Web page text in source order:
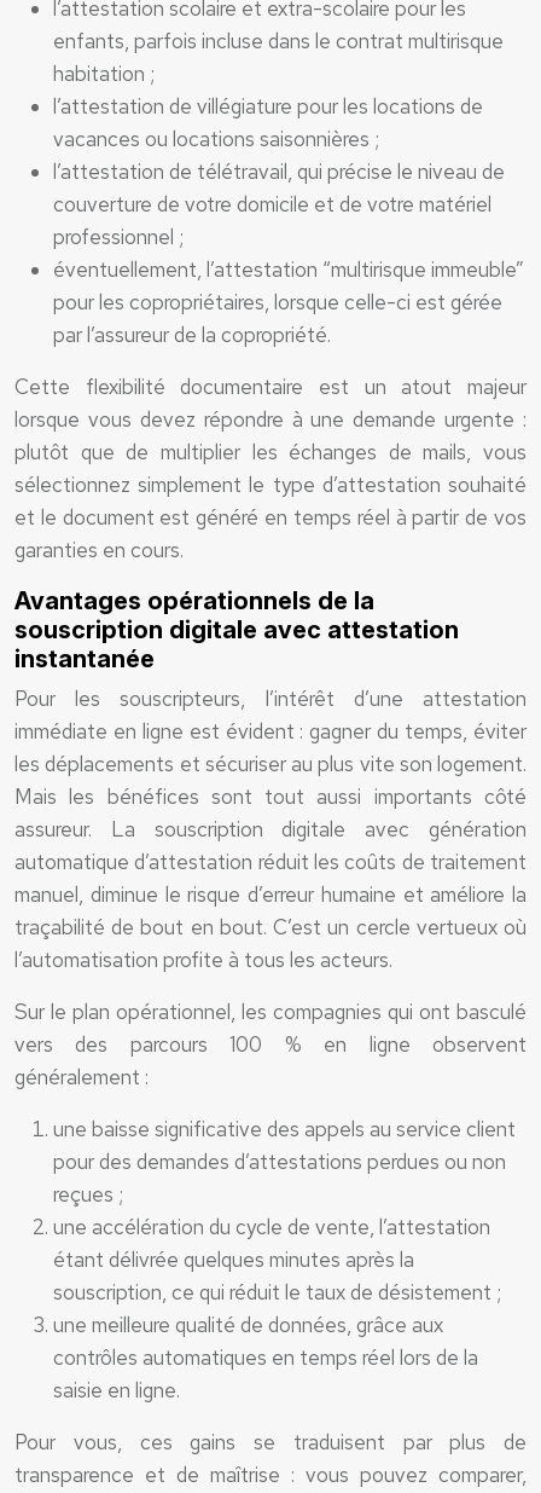
l’attestation scolaire et extra-scolaire pour les
enfants, parfois incluse dans le contrat multirisque
habitation ;
l’attestation de villégiature pour les locations de
vacances ou locations saisonnières ;
l’attestation de télétravail, qui précise le niveau de
couverture de votre domicile et de votre matériel
professionnel ;
éventuellement, l’attestation “multirisque immeuble”
pour les copropriétaires, lorsque celle-ci est gérée
par l’assureur de la copropriété.
Cette flexibilité documentaire est un atout majeur
lorsque vous devez répondre à une demande urgente :
plutôt que de multiplier les échanges de mails, vous
sélectionnez simplement le type d’attestation souhaité
et le document est généré en temps réel à partir de vos
garanties en cours.
Avantages opérationnels de la
souscription digitale avec attestation
instantanée
Pour les souscripteurs, l’intérêt d’une attestation
immédiate en ligne est évident : gagner du temps, éviter
les déplacements et sécuriser au plus vite son logement.
Mais les bénéfices sont tout aussi importants côté
assureur. La souscription digitale avec génération
automatique d’attestation réduit les coûts de traitement
manuel, diminue le risque d’erreur humaine et améliore la
traçabilité de bout en bout. C’est un cercle vertueux où
l’automatisation profite à tous les acteurs.
Sur le plan opérationnel, les compagnies qui ont basculé
vers des parcours 100 % en ligne observent
généralement :
une baisse significative des appels au service client
pour des demandes d’attestations perdues ou non
reçues ;
une accélération du cycle de vente, l’attestation
étant délivrée quelques minutes après la
souscription, ce qui réduit le taux de désistement ;
une meilleure qualité de données, grâce aux
contrôles automatiques en temps réel lors de la
saisie en ligne.
Pour vous, ces gains se traduisent par plus de
transparence et de maîtrise : vous pouvez comparer,